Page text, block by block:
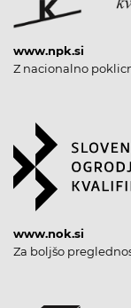
www.npk.si
Z nacionalno
www.nok.si
Za boljšo